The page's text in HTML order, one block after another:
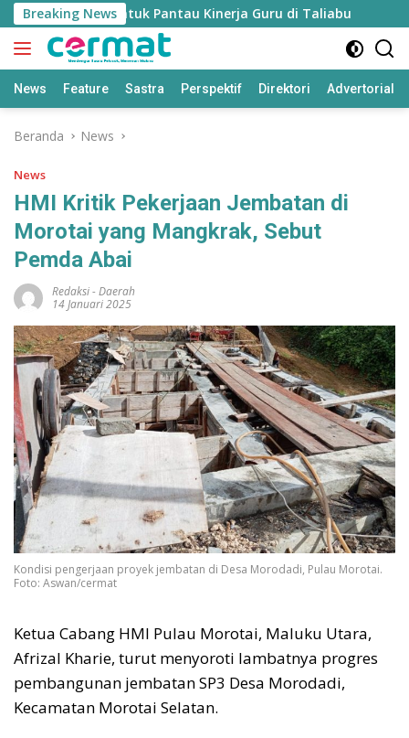
Langsung
ke
konten
Breaking News
Disiapkan untuk Pantau Kinerja Guru di Taliabu
News Feature Sastra Perspektif Direktori Advertorial
Beranda News
News
HMI Kritik Pekerjaan Jembatan di
Morotai yang Mangkrak, Sebut
Pemda Abai
Redaksi-Daerah
14 Januari 2025
Kondisi pengerjaan proyek jembatan di Desa Morodadi, Pulau Morotai.
Foto: Aswan/cermat
Ketua Cabang HMI Pulau Morotai, Maluku Utara,
Afrizal Kharie, turut menyoroti lambatnya progres
pembangunan jembatan SP3 Desa Morodadi,
Kecamatan Morotai Selatan.